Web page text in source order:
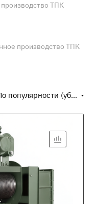
ТПК
производство ТПК
По популярности (убывание)